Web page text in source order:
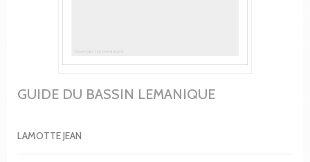
GUIDE DU BASSIN LEMANIQUE
LAMOTTE JEAN